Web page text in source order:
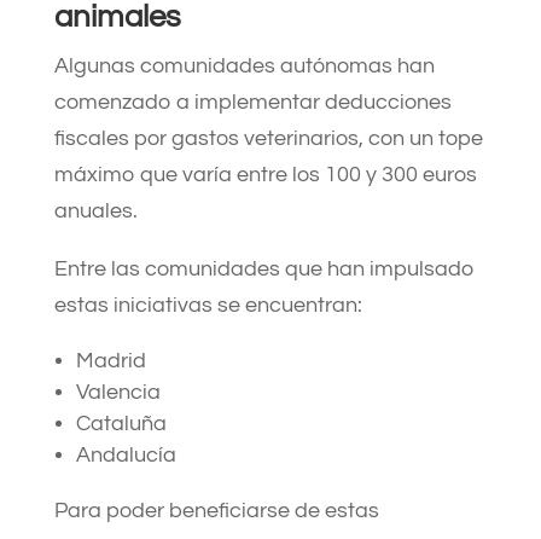
animales
Algunas comunidades autónomas han
comenzado a implementar deducciones
fiscales por gastos veterinarios, con un tope
máximo que varía entre los 100 y 300 euros
anuales.
Entre las comunidades que han impulsado
estas iniciativas se encuentran:​
Madrid​
Valencia​
Cataluña​
Andalucía​
Para poder beneficiarse de estas